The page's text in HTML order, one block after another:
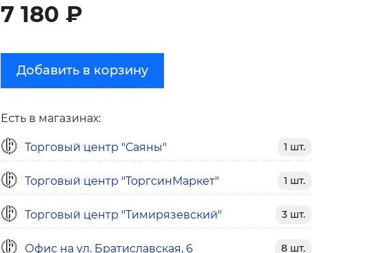
7 180 ₽
Добавить в корзину
Есть в магазинах:
Торговый центр "Саяны" 1 шт.
Торговый центр "ТоргсинМаркет" 1 шт.
Торговый центр "Тимирязевский" 3 шт.
Офис на ул. Братиславская, 6 8 шт.